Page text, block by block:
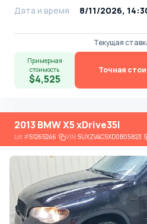
Дата и время
8/11/2026,
Текущая
Примерная
стоимость
$4,525
Точная
2013 BMW X5 xDrive35I
Lot#51265246 VIN:5UXZV4C5XD0B05823